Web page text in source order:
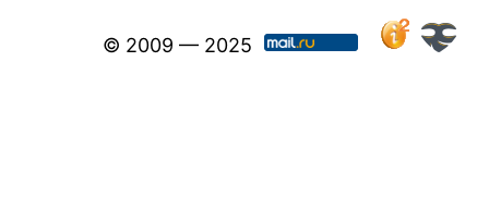
© 2009 — 2025